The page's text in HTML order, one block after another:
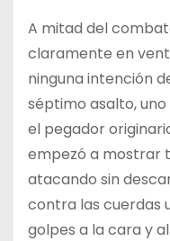
A mitad del
claramente en
ninguna intención
séptimo asalto,
el pegador
empezó a mostrar
atacando sin
contra las cuerdas
golpes a la cara y